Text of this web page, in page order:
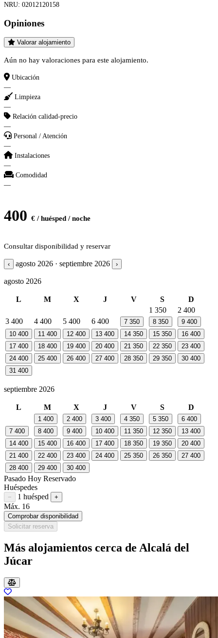
NRU: 02012120158
Opiniones
Valorar alojamiento
Aún no hay valoraciones para este alojamiento.
Ubicación
—
Limpieza
—
Relación calidad-precio
—
Personal / Atención
—
Instalaciones
—
Comodidad
—
400 € / huésped / noche
Consultar disponibilidad y reservar
‹ agosto 2026 · septiembre 2026 ›
agosto 2026
L M X J V S
D
1 350 2 400
3 400 4 400 5 400 6 400 7 350 8 350 9 400
10 400 11 400 12 400 13 400 14 350 15 350 16 400
17 400 18 400 19 400 20 400 21 350 22 350 23 400
24 400 25 400 26 400 27 400 28 350 29 350 30 400
31 400
septiembre 2026
L M X J V S D
1 400 2 400 3 400 4 350 5 350 6 400
7 400 8 400 9 400 10 400 11 350 12 350 13 400
14 400 15 400 16 400 17 400 18 350 19 350 20 400
21 400 22 400 23 400 24 400 25 350 26 350 27 400
28 400 29 400 30 400
Pasado Hoy Reservado
Huéspedes
Restar huésped
− 1 huésped Sumar huésped
+
Máx. 16
Comprobar disponibilidad
Solicitar reserva
Más alojamientos cerca de Alcalá del
Júcar